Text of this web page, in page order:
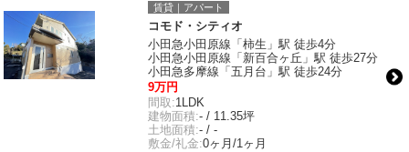
賃貸｜アパート
コモド・シティオ
小田急小田原線「柿生」駅 徒歩4分
小田急小田原線「新百合ヶ丘」駅 徒歩27分
小田急多摩線「五月台」駅 徒歩24分
9万円
間取:1LDK
建物面積:- / 11.35坪
土地面積:- / -
敷金/礼金:0ヶ月/1ヶ月